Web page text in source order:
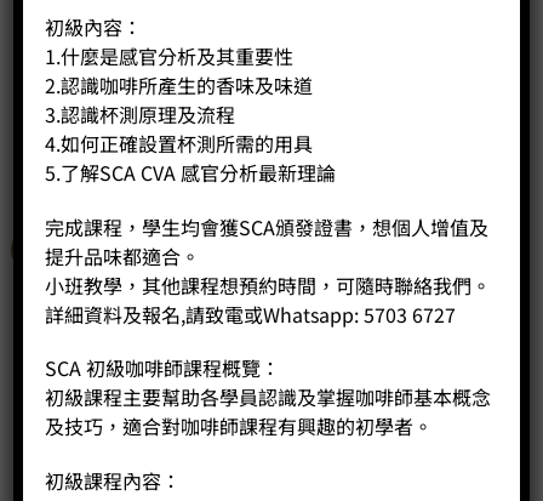
-
BUY NOW
特價
初級內容：
1.什麼是感官分析及其重要性
2.認識咖啡所產生的香味及味道
3.認識杯測原理及流程
4.如何正確設置杯測所需的用具
5.了解SCA CVA 感官分析最新理論
完成課程，學生均會獲SCA頒發證書，想個人增值及
提升品味都適合。
小班教學，其他課程想預約時間，可隨時聯絡我們。
詳細資料及報名,請致電或Whatsapp: 5703 6727
SCA 初級咖啡師課程概覽：
初級課程主要幫助各學員認識及掌握咖啡師基本概念
及技巧，適合對咖啡師課程有興趣的初學者。
初級課程內容：